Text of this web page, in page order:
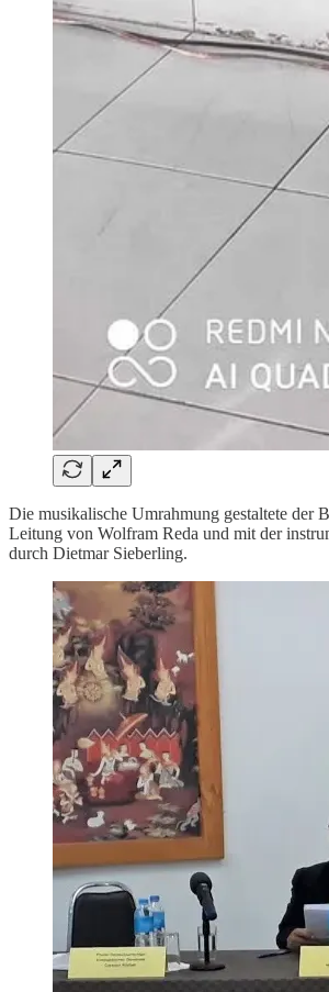
Die musikalische Umrahmung gestaltete der
Leitung von Wolfram Reda und mit der
durch Dietmar Sieberling.